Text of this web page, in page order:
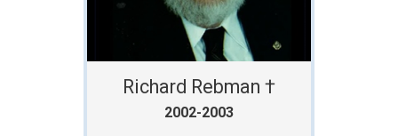
Richard Rebman †
2002-2003